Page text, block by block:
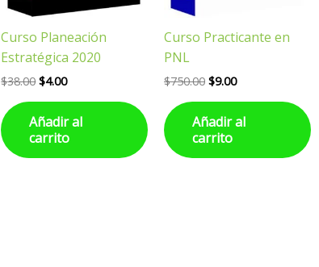
Curso Planeación
Estratégica 2020
$38.00 $4.00
Añadir al
carrito
Curso Practicante en
PNL
$750.00 $9.00
Añadir al
carrito